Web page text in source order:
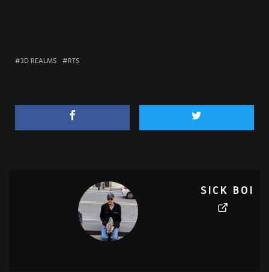
3D REALMS RTS
SICK BOI